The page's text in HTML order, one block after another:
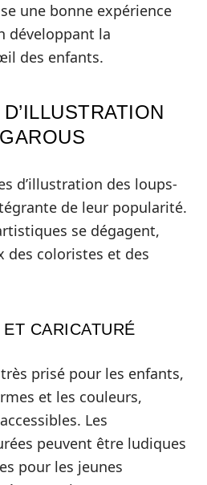
une bonne expérience
développant la
des enfants.
d’illustration des loups-
de leur popularité.
se dégagent,
des coloristes et des
CARICATURÉ
prisé pour les enfants,
et les couleurs,
Les
peuvent être ludiques
pour les jeunes